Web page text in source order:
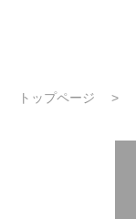
トップページ